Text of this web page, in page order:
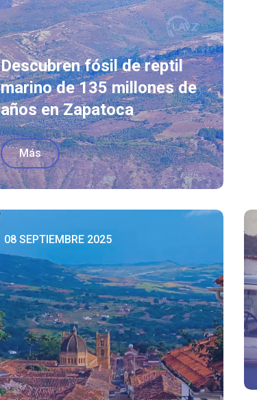
Descubren fósil de reptil
marino de 135 millones de
años en Zapatoca
Más
08 SEPTIEMBRE 2025